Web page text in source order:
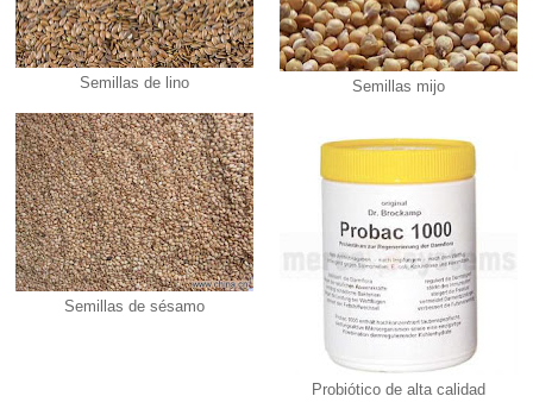
Semillas de lino Semillas mijo
Semillas de sésamo
Probiótico de alta calidad